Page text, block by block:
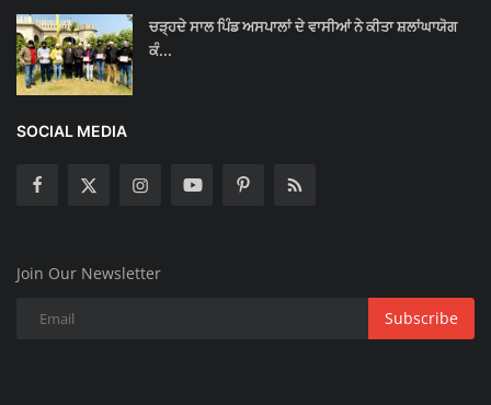
ਚੜ੍ਹਦੇ ਸਾਲ ਪਿੰਡ ਅਸਪਾਲਾਂ ਦੇ ਵਾਸੀਆਂ ਨੇ ਕੀਤਾ ਸ਼ਲਾਂਘਾਯੋਗ
ਕੰ...
SOCIAL MEDIA
Join Our Newsletter
Subscribe